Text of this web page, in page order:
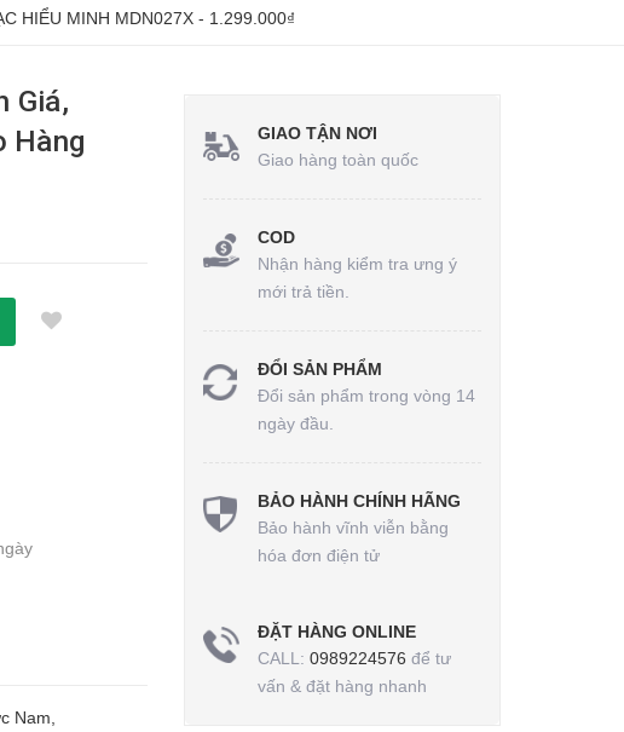
HIỂU MINH MDN027X - 1.299.000₫
Giá,
Hàng
Nam,
GIAO TẬN NƠI
Giao hàng toàn quốc
COD
Nhận hàng kiểm tra ưng ý
mới trả tiền.
ĐỔI SẢN PHẨM
Đổi sản phẩm trong vòng 14
ngày đầu.
BẢO HÀNH CHÍNH HÃNG
Bảo hành vĩnh viễn bằng
hóa đơn điện tử
ĐẶT HÀNG ONLINE
CALL: 0989224576 để tư
vấn & đặt hàng nhanh